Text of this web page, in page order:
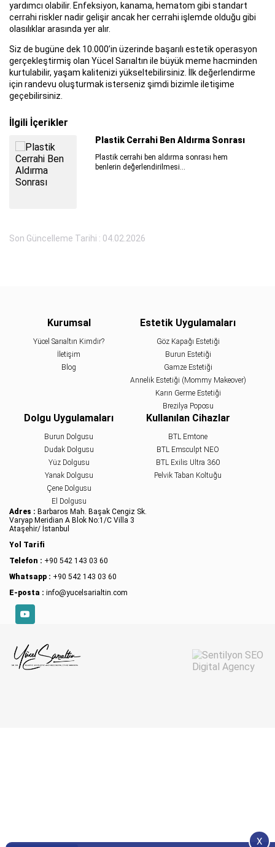
yardımcı olabilir. Enfeksiyon, kanama, hematom gibi standart
cerrahi riskler nadir gelişir ancak her cerrahi işlemde olduğu gibi
olasılıklar arasında yer alır.
Siz de bugüne dek 10.000’in üzerinde başarılı estetik operasyon
gerçekleştirmiş olan Yücel Sarıaltın ile büyük meme hacminden
kurtulabilir, yaşam kalitenizi yükseltebilirsiniz. İlk değerlendirme
için randevu oluşturmak isterseniz şimdi bizimle iletişime
geçebilirsiniz.
İlgili İçerikler
Mini Yüz Germe ve Yüz Germe Farkları
Ciltteki yaşlanma etkilerini azaltmak için
gerçekleştirilen mini yüz germe...
Son Güncelleme Tarihi : 04.02.2026
Kurumsal
Yücel Sarıaltın Kimdir?
İletişim
Blog
Estetik Uygulamaları
Göz Kapağı Estetiği
Burun Estetiği
Gamze Estetiği
Annelik Estetiği (Mommy Makeover)
Karın Germe Estetiği
Brezilya Poposu
Dolgu Uygulamaları
Burun Dolgusu
Dudak Dolgusu
Yüz Dolgusu
Yanak Dolgusu
Çene Dolgusu
El Dolgusu
Kullanılan Cihazlar
BTL Emtone
BTL Emsculpt NEO
BTL Exilis Ultra 360
Pelvik Taban Koltuğu
Adres : Barbaros Mah. Başak Cengiz Sk.
Varyap Meridian A Blok No:1/C Villa 3
Ataşehir/ İstanbul
Yol Tarifi
Telefon : +90 542 143 03 60
Whatsapp : +90 542 143 03 60
E-posta : info@yucelsarialtin.com
YouTube
X